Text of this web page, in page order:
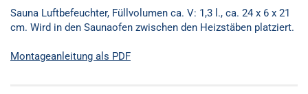
Sauna Luftbefeuchter, Füllvolumen ca. V: 1,3 l., ca. 24 x 6 x 21
cm. Wird in den Saunaofen zwischen den Heizstäben platziert.
Montageanleitung als PDF